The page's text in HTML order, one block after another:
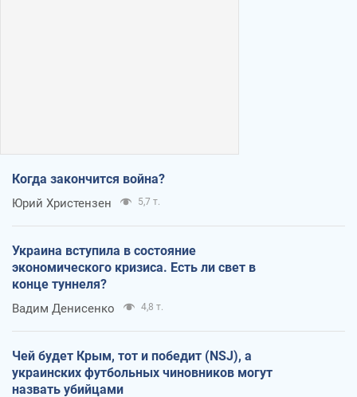
Когда закончится война?
Юрий Христензен 5,7 т.
Украина вступила в состояние
экономического кризиса. Есть ли свет в
конце туннеля?
Вадим Денисенко 4,8 т.
Чей будет Крым, тот и победит (NSJ), а
украинских футбольных чиновников могут
назвать убийцами